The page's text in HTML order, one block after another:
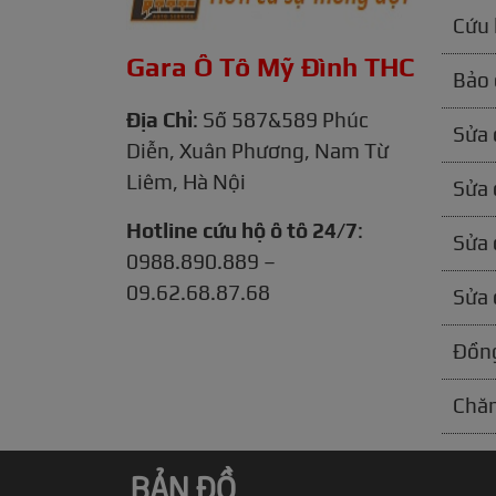
Gara Ô Tô Mỹ Đình THC
Địa Chỉ: Số 587&589 Phúc
Diễn, Xuân Phương, Nam Từ
Liêm, Hà Nội
Hotline cứu hộ ô tô 24/7:
0988.890.889 –
09.62.68.87.68
Bảo
Sửa
Sửa
Sửa
Sửa
BẢN ĐỒ